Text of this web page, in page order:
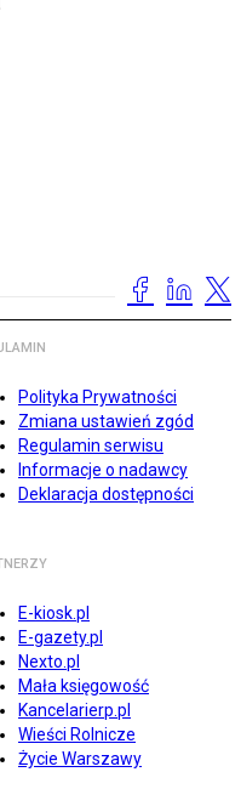
Polityka Prywatności
Zmiana ustawień zgód
Regulamin serwisu
Informacje o nadawcy
Deklaracja dostępności
E-kiosk.pl
E-gazety.pl
Nexto.pl
Mała księgowość
Kancelarierp.pl
Wieści Rolnicze
Życie Warszawy